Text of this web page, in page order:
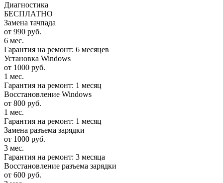
Диагностика
БЕСПЛАТНО
Замена тачпада
от 990 руб.
6 мес.
Гарантия на ремонт: 6 месяцев
Установка Windows
от 1000 руб.
1 мес.
Гарантия на ремонт: 1 месяц
Восстановление Windows
от 800 руб.
1 мес.
Гарантия на ремонт: 1 месяц
Замена разъема зарядки
от 1000 руб.
3 мес.
Гарантия на ремонт: 3 месяца
Восстановление разъема зарядки
от 600 руб.